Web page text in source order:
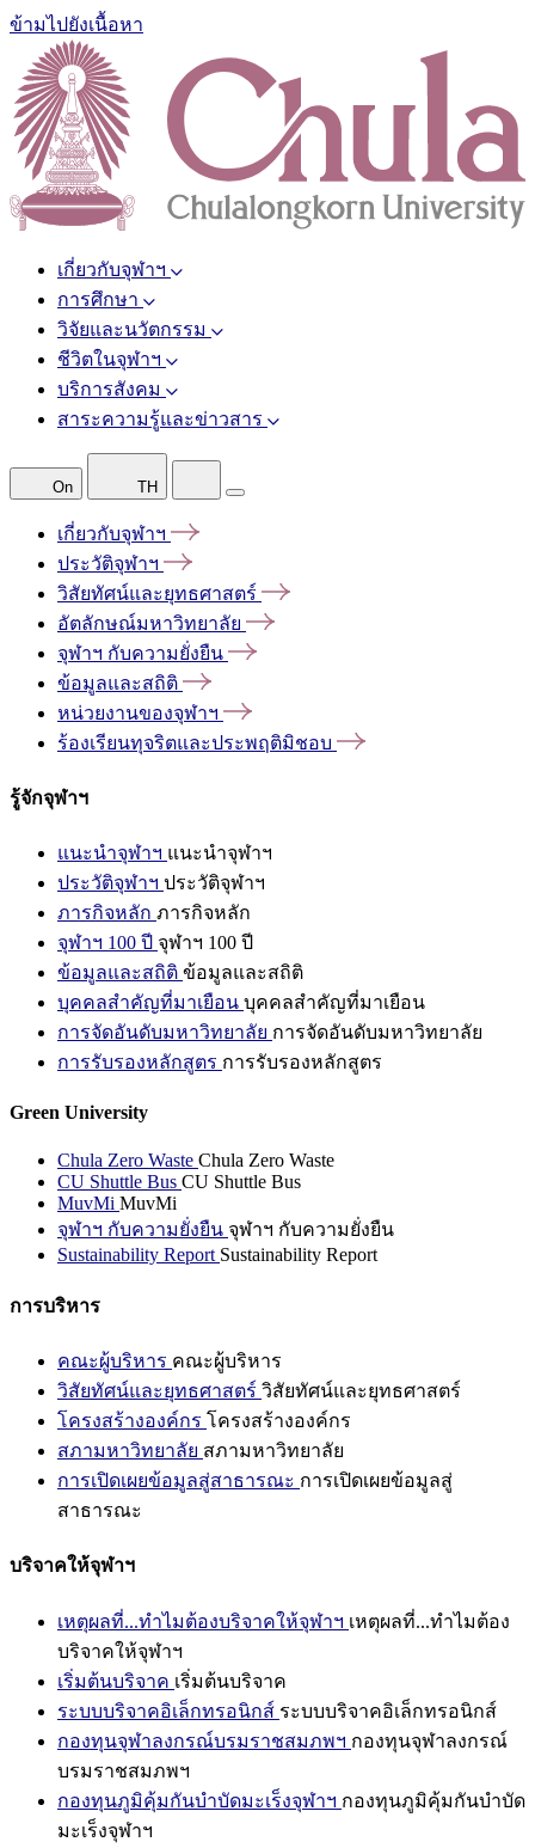
ข้ามไปยังเนื้อหา
เกี่ยวกับจุฬาฯ
การศึกษา
วิจัยและนวัตกรรม
ชีวิตในจุฬาฯ
บริการสังคม
สาระความรู้และข่าวสาร
On TH
เกี่ยวกับจุฬาฯ
ประวัติจุฬาฯ
วิสัยทัศน์และยุทธศาสตร์
อัตลักษณ์มหาวิทยาลัย
จุฬาฯ กับความยั่งยืน
ข้อมูลและสถิติ
หน่วยงานของจุฬาฯ
ร้องเรียนทุจริตและประพฤติมิชอบ
รู้จักจุฬาฯ
แนะนำจุฬาฯ แนะนำจุฬาฯ
ประวัติจุฬาฯ ประวัติจุฬาฯ
ภารกิจหลัก ภารกิจหลัก
จุฬาฯ 100 ปี จุฬาฯ 100 ปี
ข้อมูลและสถิติ ข้อมูลและสถิติ
บุคคลสำคัญที่มาเยือน บุคคลสำคัญที่มาเยือน
การจัดอันดับมหาวิทยาลัย การจัดอันดับมหาวิทยาลัย
การรับรองหลักสูตร การรับรองหลักสูตร
Green University
Chula Zero Waste Chula Zero Waste
CU Shuttle Bus CU Shuttle Bus
MuvMi MuvMi
จุฬาฯ กับความยั่งยืน จุฬาฯ กับความยั่งยืน
Sustainability Report Sustainability Report
การบริหาร
คณะผู้บริหาร คณะผู้บริหาร
วิสัยทัศน์และยุทธศาสตร์ วิสัยทัศน์และยุทธศาสตร์
โครงสร้างองค์กร โครงสร้างองค์กร
สภามหาวิทยาลัย สภามหาวิทยาลัย
การเปิดเผยข้อมูลสู่สาธารณะ การเปิดเผยข้อมูลสู่
สาธารณะ
บริจาคให้จุฬาฯ
เหตุผลที่...ทำไมต้องบริจาคให้จุฬาฯ เหตุผลที่...ทำไมต้อง
บริจาคให้จุฬาฯ
เริ่มต้นบริจาค เริ่มต้นบริจาค
ระบบบริจาคอิเล็กทรอนิกส์ ระบบบริจาคอิเล็กทรอนิกส์
กองทุนจุฬาลงกรณ์บรมราชสมภพฯ กองทุนจุฬาลงกรณ์
บรมราชสมภพฯ
กองทุนภูมิคุ้มกันบำบัดมะเร็งจุฬาฯ กองทุนภูมิคุ้มกันบำบัด
มะเร็งจุฬาฯ